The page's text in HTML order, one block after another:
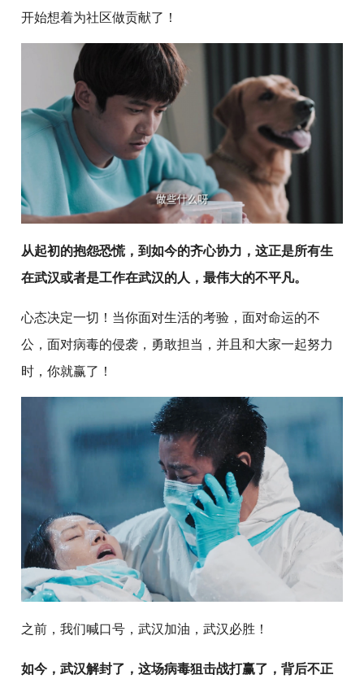
开始想着为社区做贡献了！
从起初的抱怨恐慌，到如今的齐心协力，这正是所有生
在武汉或者是工作在武汉的人，最伟大的不平凡。
心态决定一切！当你面对生活的考验，面对命运的不
公，面对病毒的侵袭，勇敢担当，并且和大家一起努力
时，你就赢了！
之前，我们喊口号，武汉加油，武汉必胜！
如今，武汉解封了，这场病毒狙击战打赢了，背后不正